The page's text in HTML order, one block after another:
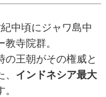
中頃にジャワ島中
寺院群。
の王朝がその権威と
インドネシア最大